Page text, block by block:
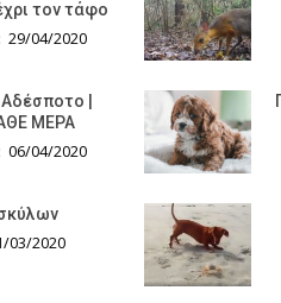
τον τάφο
29/04/2020
|
ΜΕΡΑ
06/04/2020
03/2020